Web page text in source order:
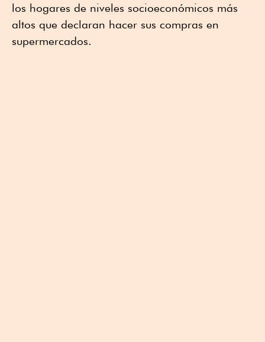
los hogares de niveles socioeconómicos más
altos que declaran hacer sus compras en
supermercados.